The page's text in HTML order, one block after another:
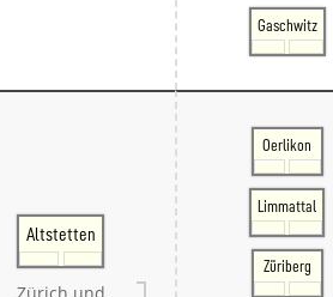
Gaschwitz
Altstetten
Oerlikon
Limmattal
Züriberg